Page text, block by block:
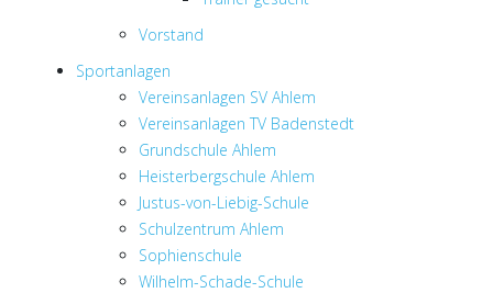
Vorstand
Sportanlagen
Vereinsanlagen SV Ahlem
Vereinsanlagen TV Badenstedt
Grundschule Ahlem
Heisterbergschule Ahlem
Justus-von-Liebig-Schule
Schulzentrum Ahlem
Sophienschule
Wilhelm-Schade-Schule